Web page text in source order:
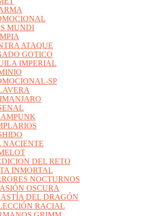
MUNDI
ATAQUE
GOTICO
IMPERIAL
SP
NACIENTE
DEL RETO
INMORTAL
NOCTURNOS
OSCURA
DEL DRAGÓN
RACIAL